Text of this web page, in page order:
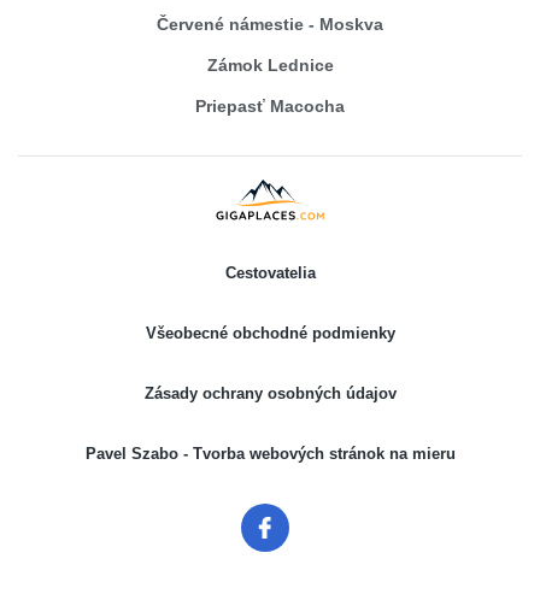
Červené námestie - Moskva
Zámok Lednice
Priepasť Macocha
Cestovatelia
Všeobecné obchodné podmienky
Zásady ochrany osobných údajov
Pavel Szabo - Tvorba webových stránok na mieru